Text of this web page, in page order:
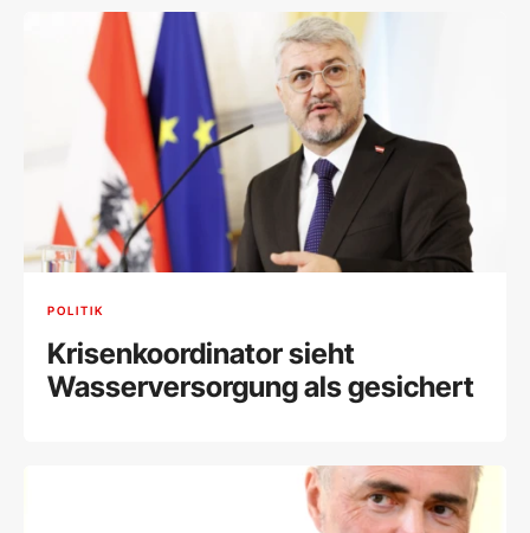
POLITIK
Krisenkoordinator sieht
Wasserversorgung als gesichert